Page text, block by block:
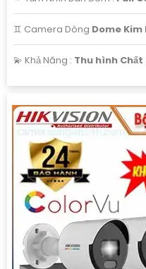
♊ Camera Dòng Dome Kim
️💫 Khả Năng : Thu hình Chất